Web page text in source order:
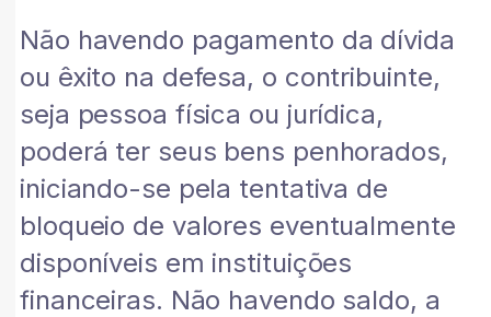
Não havendo pagamento da dívida
ou êxito na defesa, o contribuinte,
seja pessoa física ou jurídica,
poderá ter seus bens penhorados,
iniciando-se pela tentativa de
bloqueio de valores eventualmente
disponíveis em instituições
financeiras. Não havendo saldo, a